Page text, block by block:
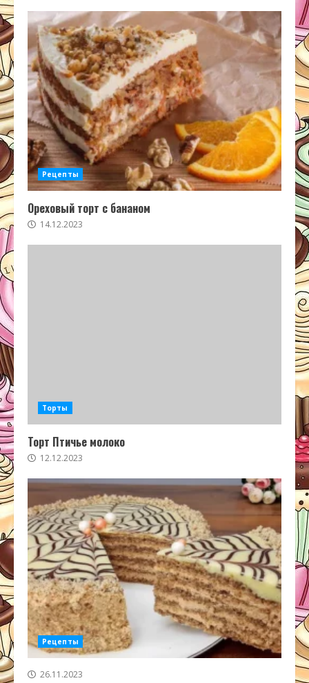
Рецепты
Ореховый торт с бананом
14.12.2023
Торты
Торт Птичье молоко
12.12.2023
Рецепты
26.11.2023